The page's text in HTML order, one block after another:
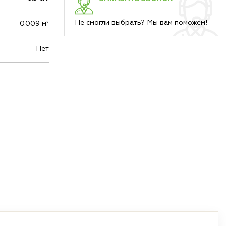
0.009 м²
Нет
Не смогли выбрать? Мы вам поможем!